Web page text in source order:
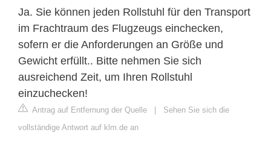
Ja. Sie können jeden Rollstuhl für den Transport
im Frachtraum des Flugzeugs einchecken,
sofern er die Anforderungen an Größe und
Gewicht erfüllt.. Bitte nehmen Sie sich
ausreichend Zeit, um Ihren Rollstuhl
einzuchecken!
Antrag auf Entfernung der Quelle
Sehen Sie sich die
vollständige Antwort auf klm.de an